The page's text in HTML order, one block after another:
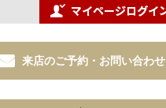
来店のご予約・お問い合わせ